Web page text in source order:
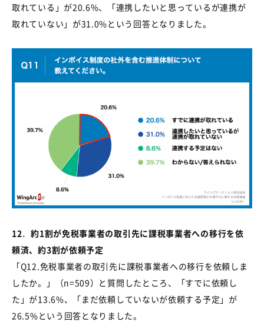
取れている」が20.6%、「連携したいと思っているが連携が
取れていない」が31.0%という回答となりました。
12．約1割が免税事業者の取引先に課税事業者への移行を依
頼済、約3割が依頼予定
「Q12. 免税事業者の取引先に課税事業者への移行を依頼しま
したか。」（n=509）と質問したところ、「すでに依頼し
た」が13.6%、「まだ依頼していないが依頼する予定」が
26.5%という回答となりました。